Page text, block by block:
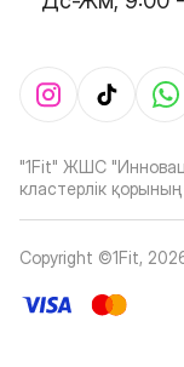
"1Fit" ЖШС
кластерлік
Copyright ©1Fit,